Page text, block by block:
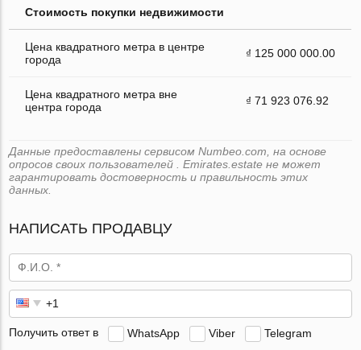
Стоимость покупки недвижимости
Цена квадратного метра в центре
города
₫ 125 000 000.00
Цена квадратного метра вне
центра города
₫ 71 923 076.92
Данные предоставлены сервисом Numbeo.com, на основе
опросов своих пользователей . Emirates.estate не может
гарантировать достоверность и правильность этих
данных.
НАПИСАТЬ ПРОДАВЦУ
Получить ответ в WhatsApp Viber Telegram